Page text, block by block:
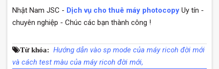
Nhật Nam JSC - Dịch vụ cho thuê máy photocopy Uy tín -
chuyên nghiệp - Chúc các bạn thành công !
Từ khóa: Hướng dẫn vào sp mode của máy ricoh đời mới
và cách test màu của máy ricoh đời mới,